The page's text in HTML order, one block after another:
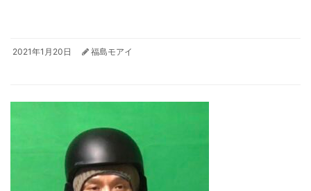
2021年1月20日 福島モアイ